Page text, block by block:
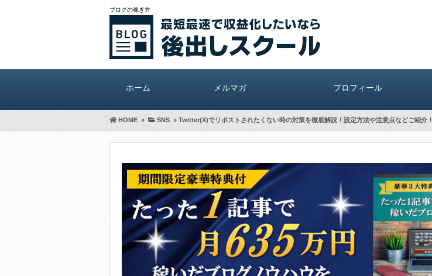
ブログの稼ぎ方
ホーム メルマガ プロフィール
HOME » SNS » Twitter(X)でリポストされたくない時の対策を徹底解説！設定方法や注意点などご紹介！